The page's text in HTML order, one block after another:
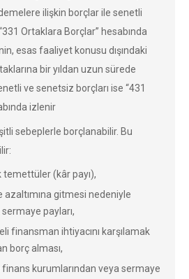
ilişkin borçlar ile senetli
Ortaklara Borçlar” hesabında
esas faaliyet konusu dışındaki
bir yıldan uzun sürede
ve senetsiz borçları ise “431
izlenir
sebeplerle borçlanabilir. Bu
(kâr payı),
gitmesi nedeniyle
payları,
finansman ihtiyacını karşılamak
borç alması,
finans kurumlarından veya sermaye